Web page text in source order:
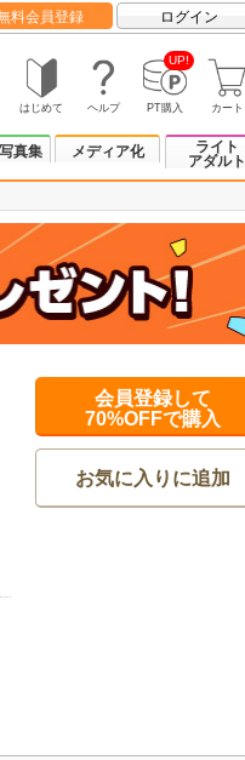
料会員登録 ログイン
はじめて ヘルプ
UP!
PT購入 カート
真集 メディア化
ライト
アダルト
会員登録して
70%OFFで購入
お気に入りに追加